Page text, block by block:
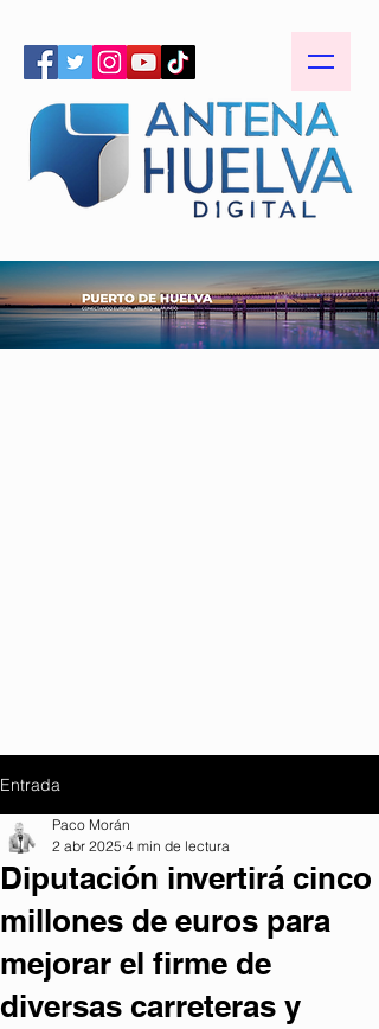
Entrada
Diputación invertirá cinco
millones de euros para
mejorar el firme de
diversas carreteras y
Paco Morán
2 abr 2025 4 min de lectura